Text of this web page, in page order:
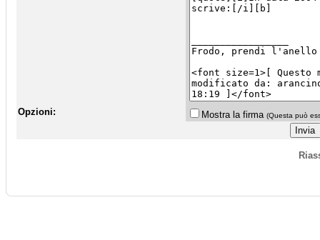
Opzioni: Mostra la firma (Questa può